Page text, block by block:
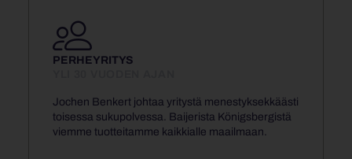
PERHEYRITYS
Jochen Benkert johtaa yritystä menestyksekkäästi
toisessa sukupolvessa. Baijerista Königsbergistä
viemme tuotteitamme kaikkialle maailmaan.